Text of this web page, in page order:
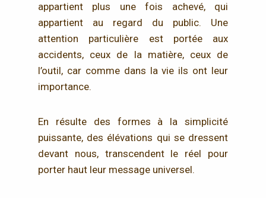
appartient plus une fois achevé, qui
appartient au regard du public. Une
attention particulière est portée aux
accidents, ceux de la matière, ceux de
l’outil, car comme dans la vie ils ont leur
importance.
En résulte des formes à la simplicité
puissante, des élévations qui se dressent
devant nous, transcendent le réel pour
porter haut leur message universel.